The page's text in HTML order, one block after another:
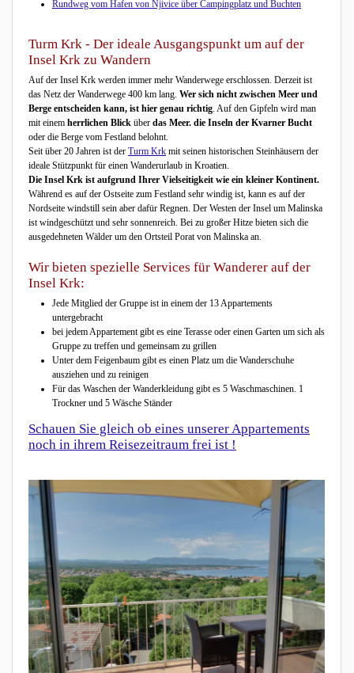
Rundweg vom Hafen von Njivice über Campingplatz und Buchten
Turm Krk - Der ideale Ausgangspunkt um auf der
Insel Krk zu Wandern
Auf der Insel Krk werden immer mehr Wanderwege erschlossen. Derzeit ist
das Netz der Wanderwege 400 km lang. Wer sich nicht zwischen Meer und
Berge entscheiden kann, ist hier genau richtig . Auf den Gipfeln wird man
mit einem herrlichen Blick über das Meer. die Inseln der Kvarner Bucht
oder die Berge vom Festland belohnt.
Seit über 20 Jahren ist der Turm Krk mit seinen historischen Steinhäusern der
ideale Stützpunkt für einen Wanderurlaub in Kroatien.
Die Insel Krk ist aufgrund Ihrer Vielseitigkeit wie ein kleiner Kontinent.
Während es auf der Ostseite zum Festland sehr windig ist, kann es auf der
Nordseite windstill sein aber dafür Regnen. Der Westen der Insel um Malinska
ist windgeschützt und sehr sonnenreich. Bei zu großer Hitze bieten sich die
ausgedehneten Wälder um den Ortsteil Porat von Malinska an.
Wir bieten spezielle Services für Wanderer auf der
Insel Krk:
Jede Mitglied der Gruppe ist in einem der 13 Appartements
untergebracht
bei jedem Appartement gibt es eine Terasse oder einen Garten um sich als
Gruppe zu treffen und gemeinsam zu grillen
Unter dem Feigenbaum gibt es einen Platz um die Wanderschuhe
ausziehen und zu reinigen
Für das Waschen der Wanderkleidung gibt es 5 Waschmaschinen. 1
Trockner und 5 Wäsche Ständer
Schauen Sie gleich ob eines unserer Appartements
noch in ihrem Reisezeitraum frei ist !